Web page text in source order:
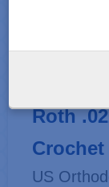
Roth
US